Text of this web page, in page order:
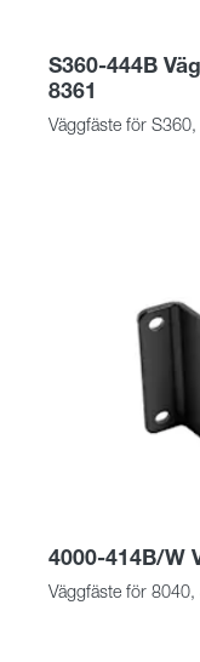
S360-444B
8361
Väggfäste för
4000-414B/W
Väggfäste för